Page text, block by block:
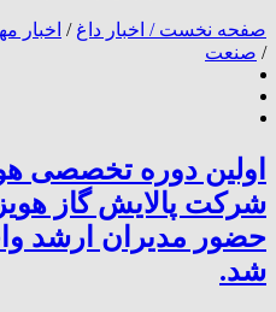
صفحه نخست / اخبار داغ / اخبار
/ صنعت
اولین دوره تخصصی
شرکت پالایش گاز
حضور مدیران ارشد
شد.